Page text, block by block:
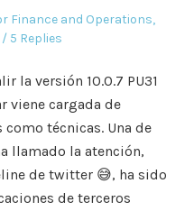
Finance and Operations,
5 Replies
la versión 10.0.7 PU31
viene cargada de
técnicas. Una de
llamado la atención,
de twitter 😅, ha sido
de terceros